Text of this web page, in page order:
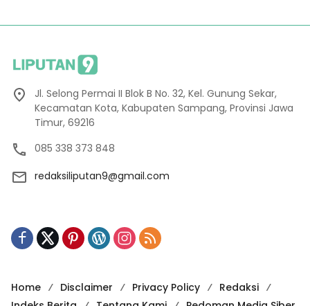
Jl. Selong Permai II Blok B No. 32, Kel. Gunung Sekar,
Kecamatan Kota, Kabupaten Sampang, Provinsi Jawa
Timur, 69216
085 338 373 848
redaksiliputan9@gmail.com
Home Disclaimer Privacy Policy
Redaksi